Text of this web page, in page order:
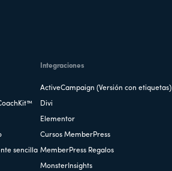
sencilla
Integraciones
ActiveCampaign (Versión con etiquetas)
Divi
Elementor
Cursos MemberPress
MemberPress Regalos
MonsterInsights